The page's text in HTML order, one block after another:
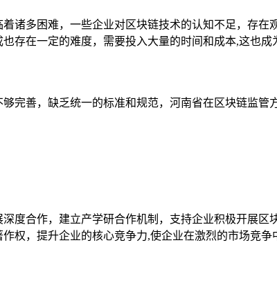
诸多困难，一些企业对区块链技术的认知不足，存
存在一定的难度，需要投入大量的时间和成本,这也成
完善，缺乏统一的标准和规范，河南省在区块链监
度合作，建立产学研合作机制，支持企业积极开展
权，提升企业的核心竞争力,使企业在激烈的市场竞争